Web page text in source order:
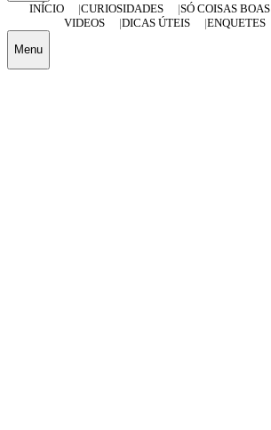
INÍCIO
CURIOSIDADES SÓ COISAS BOAS
VIDEOS
DICAS ÚTEIS ENQUETES
Menu